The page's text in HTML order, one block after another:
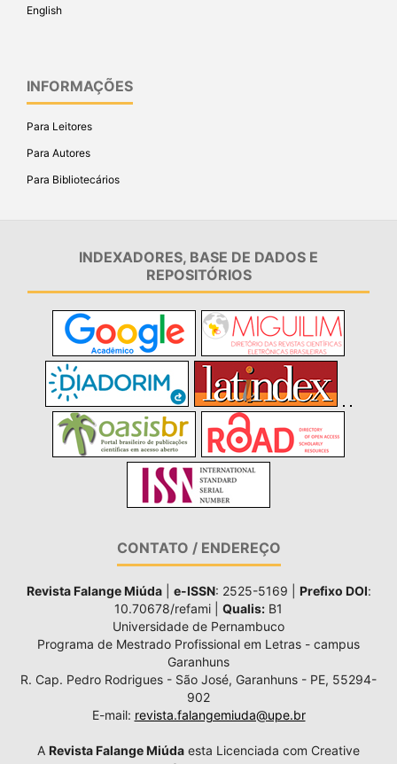
English
INFORMAÇÕES
Para Leitores
Para Autores
Para Bibliotecários
INDEXADORES, BASE DE DADOS E
REPOSITÓRIOS
CONTATO / ENDEREÇO
Revista Falange Miúda| e-ISSN: 2525-5169 | Prefixo DOI:
10.70678/refami | Qualis: B1
Universidade de Pernambuco
Programa de Mestrado Profissional em Letras - campus
Garanhuns
R. Cap. Pedro Rodrigues - São José, Garanhuns - PE, 55294-
902
E-mail: revista.falangemiuda@upe.br
A Revista Falange Miúda esta Licenciada com Creative